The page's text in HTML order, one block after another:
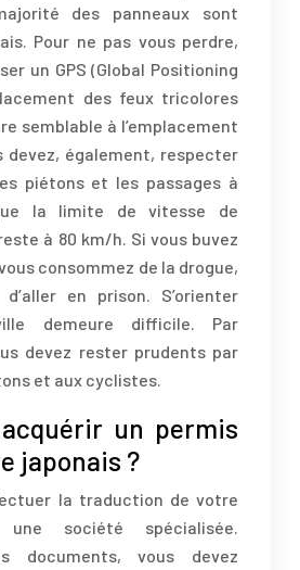
des panneaux sont
Pour ne pas vous perdre,
un GPS (Global Positioning
des feux tricolores
semblable à l’emplacement
devez, également, respecter
piétons et les passages à
la limite de vitesse de
à 80 km/h. Si vous buvez
consommez de la drogue,
en prison. S’orienter
demeure difficile. Par
devez rester prudents par
et aux cyclistes.
un permis
japonais ?
la traduction de votre
société spécialisée.
documents, vous devez